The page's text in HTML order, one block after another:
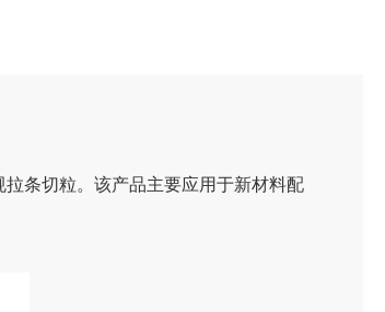
条切粒。该产品主要应用于新材料配